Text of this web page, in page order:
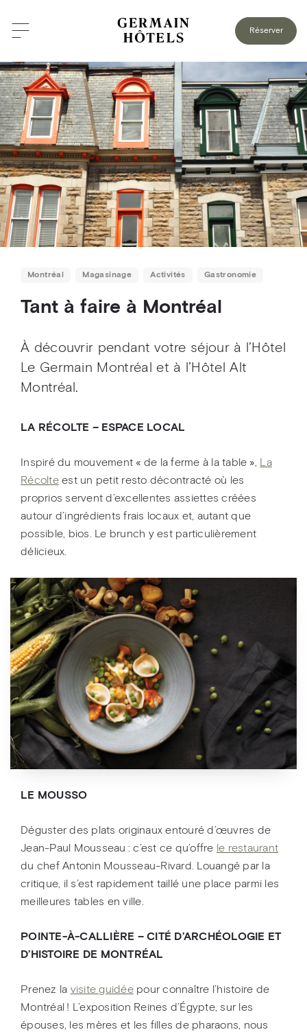
Réserver
Montréal Magasinage Activités Gastronomie
Tant à faire à Montréal
À découvrir pendant votre séjour à l’Hôtel
Le Germain Montréal et à l’Hôtel Alt
Montréal.
LA RÉCOLTE – ESPACE LOCAL
Inspiré du mouvement « de la ferme à la table »,
La
Récolteest un petit resto décontracté où les
proprios servent d’excellentes assiettes créées
autour d’ingrédients frais locaux et, autant que
possible, bios. Le brunch y est particulièrement
délicieux.
LE MOUSSO
Déguster des plats originaux entouré d’œuvres de
Jean-Paul Mousseau : c’est ce qu’offre le restaurant
du chef Antonin Mousseau-Rivard. Louangé par la
critique, il s’est rapidement taillé une place parmi les
meilleures tables en ville.
POINTE-À-CALLIÈRE – CITÉ D’ARCHÉOLOGIE ET
D’HISTOIRE DE MONTRÉAL
Prenez la visite guidéepour connaître l’histoire de
Montréal ! L’exposition Reines d’Égypte, sur les
épouses, les mères et les filles de pharaons, nous